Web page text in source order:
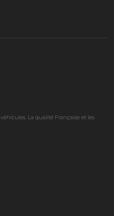
La qualité Française et les